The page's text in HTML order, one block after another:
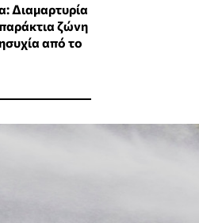
Διαμαρτυρία
ζώνη
από το